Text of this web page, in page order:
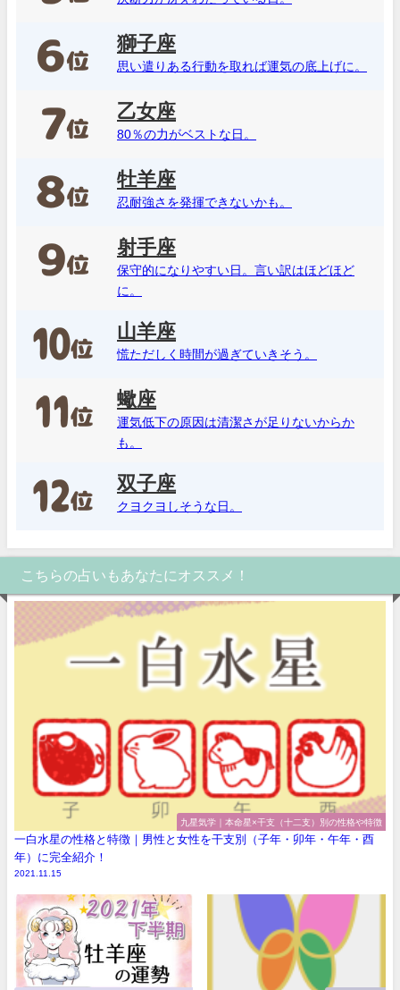
獅子座
思い遣りある行動を取れば運気の底上げに。
乙女座
80％の力がベストな日。
牡羊座
忍耐強さを発揮できないかも。
射手座
保守的になりやすい日。言い訳はほどほど
に。
山羊座
慌ただしく時間が過ぎていきそう。
蠍座
運気低下の原因は清潔さが足りないからか
も。
双子座
クヨクヨしそうな日。
こちらの占いもあなたにオススメ！
九星気学｜本命星×干支（十二支）別の性格や特徴
一白水星の性格と特徴｜男性と女性を干支別（子年・卯年・午年・酉
年）に完全紹介！
2021.11.15